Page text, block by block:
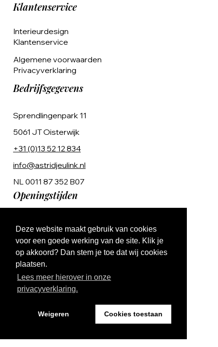
Deze website maakt gebruik van cookies
voor een goede werking van de site. Klik je
op akkoord? Dan stem je toe dat wij cookies
plaatsen.
Lees meer hierover in onze
privacyverklaring.
Weigeren Cookies toestaan
Klantenservice
Interieurdesign
Klantenservice
Algemene voorwaarden
Privacyverklaring
Bedrijfsgegevens
Sprendlingenpark 11
5061 JT Oisterwijk
+31 (0)13 52 12 834
info@astridjeulink.nl
NL 0011 87 352 B07
Openingstijden
Ma t/m Vr 9:00 - 17:00
Website by The Cre8ion.Lab